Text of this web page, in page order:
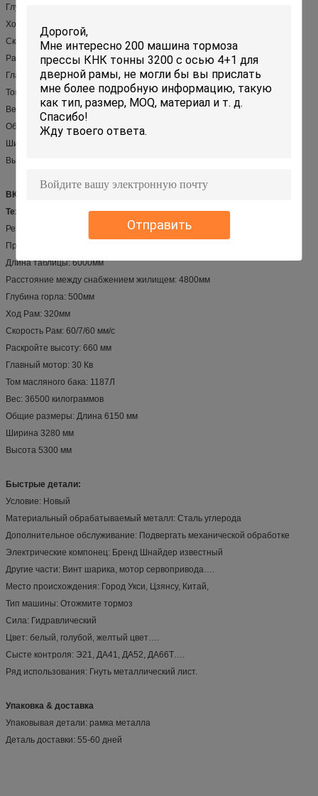
Отправить
Глубина горла: 500мм
Ход Рам: 320мм
Скорость Рам: 60/7/60 мм/с
Раскройте высоту: 660 мм
Главный мотор: 30 Кв
Том масляного бака: 968Л
Вес: 29500 килограммов
Общие размеры: Длина 5100 мм
Ширина 3280 мм
Высота 4600 мм
ВК67И-400/6000
Технические параметры:
Режим: ВК67И-400/6000
Пресса Норминал: 400 тонн
Длина таблицы: 6000мм
Расстояние между снабжением жилищем: 4800мм
Глубина горла: 500мм
Ход Рам: 320мм
Скорость Рам: 60/7/60 мм/с
Раскройте высоту: 660 мм
Главный мотор: 30 Кв
Том масляного бака: 1187Л
Вес: 36500 килограммов
Общие размеры: Длина 6150 мм
Ширина 3280 мм
Высота 5300 мм
Быстрые детали:
Условие: Новый
Материальный обрабатываемый металл: Сталь углерода
Дополнительное обслуживание: Подвергать механической обработке
Электрические компонец: Бренд Шнайдер известный
Другие части: Винт шарика, мотор сервопривода….
Место происхождения: Город Укси, Цзянсу, Китай,
Тип машины: Отожмите тормоз
Сила: Гидравлический
Цвет: белый, голубой, желтый цвет….
Сысте контроля: Э21, ДА41, ДА52, ДА66Т….
Ряд использования: Гнуть металлический лист.
Упаковка & доставка
Упаковывая детали: рамка металла
Деталь доставки: 55-60 дней